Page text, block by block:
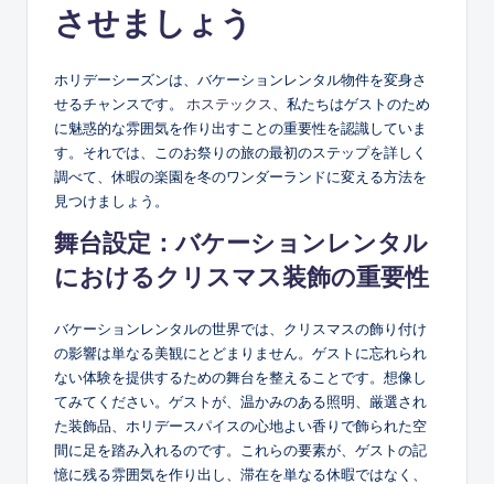
させましょう
ホリデーシーズンは、バケーションレンタル物件を変身さ
せるチャンスです。 ホステックス
、私たちはゲストのため
に魅惑的な雰囲気を作り出すことの重要性を認識していま
す。それでは、このお祭りの旅の最初のステップを詳しく
調べて、休暇の楽園を冬のワンダーランドに変える方法を
見つけましょう。
舞台設定：バケーションレンタル
におけるクリスマス装飾の重要性
バケーションレンタルの世界では、クリスマスの飾り付け
の影響は単なる美観にとどまりません。ゲストに忘れられ
ない体験を提供するための舞台を整えることです。想像し
てみてください。ゲストが、温かみのある照明、厳選され
た装飾品、ホリデースパイスの心地よい香りで飾られた空
間に足を踏み入れるのです。これらの要素が、ゲストの記
憶に残る雰囲気を作り出し、滞在を単なる休暇ではなく、